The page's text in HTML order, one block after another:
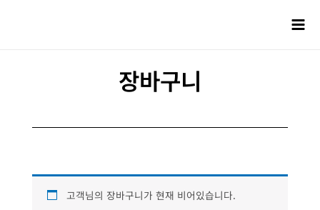
장바구니
고객님의 장바구니가 현재 비어있습니다.